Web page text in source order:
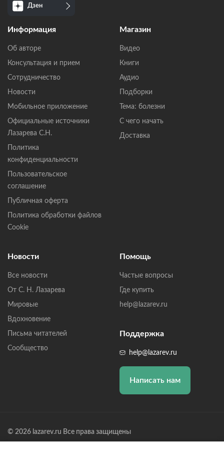
Дзен
Информация
Об авторе
Консультация и прием
Сотрудничество
Новости
Мобильное приложение
Официальные источники
Лазарева С.Н.
Политика
конфиденциальности
Пользовательское
соглашение
Публичная оферта
Политика обработки файлов
Cookie
Магазин
Видео
Книги
Аудио
Подборки
Тема: болезни
С чего начать
Доставка
Новости
Все новости
От С. Н. Лазарева
Мировые
Вдохновение
Письма читателей
Сообщество
Помощь
Частые вопросы
Где купить
help@lazarev.ru
Поддержка
help@lazarev.ru
Написать нам
© 2026 lazarev.ru Все права защищены